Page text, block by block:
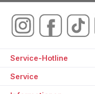
Service-Hotline
Service